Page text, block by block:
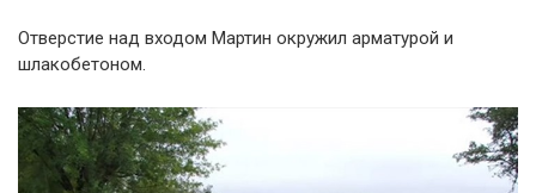
Отверстие над входом Мартин окружил арматурой и
шлакобетоном.